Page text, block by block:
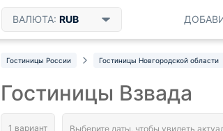
ВАЛЮТА: RUB
Гостиницы России Гостиницы Новгородской области
Гостиницы Взвада